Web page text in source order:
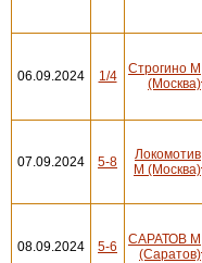
06.09.2024 1/4
Строгино М
(Москва)
07.09.2024 5-8
Локомотив
М (Москва)
08.09.2024 5-6
САРАТОВ М
(Саратов)